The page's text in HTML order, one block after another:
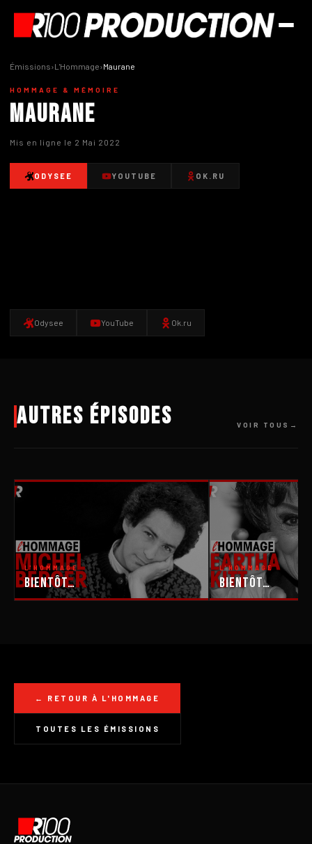
Émissions›L'Hommage›Maurane
HOMMAGE & MÉMOIRE
Maurane
Mis en ligne le 2 Mai 2022
ODYSEE YOUTUBE OK.RU
Odysee YouTube Ok.ru
Autres épisodes VOIR TOUS
L'HOMMAGE
Bientôt…
L'HOMMAGE
Bientôt…
← RETOUR À L'HOMMAGE
TOUTES LES ÉMISSIONS